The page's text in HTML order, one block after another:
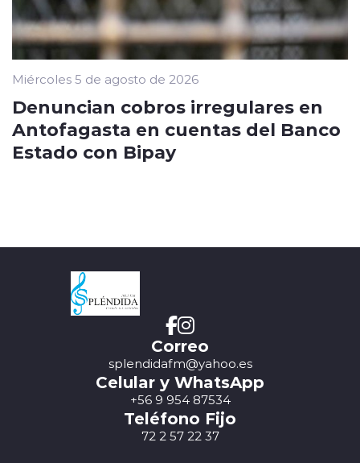
Miércoles 5 de agosto de 2026
Denuncian cobros irregulares en
Antofagasta en cuentas del Banco
Estado con Bipay
Correo
splendidafm@yahoo.es
Celular y WhatsApp
+56 9 954 87534
Teléfono Fijo
72 2 57 22 37